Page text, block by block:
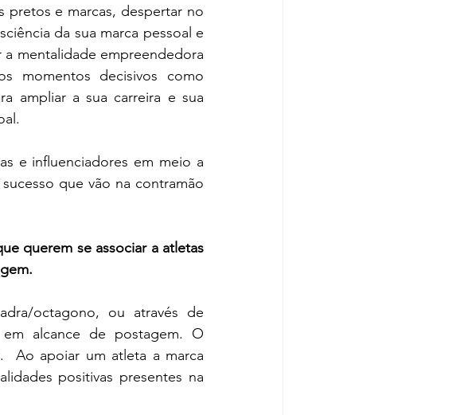
pretos e marcas, despertar no
da sua marca pessoal e
a mentalidade empreendedora
momentos decisivos como
ampliar a sua carreira e sua
e influenciadores em meio a
que vão na contramão
querem se associar a atletas
octagono, ou através de
alcance de postagem.
O
Ao apoiar um atleta a marca
positivas presentes na